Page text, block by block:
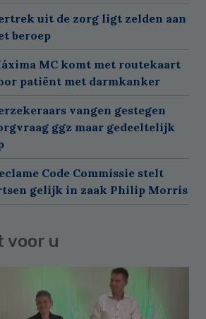
uit de zorg ligt zelden aan
beroep
MC komt met routekaart
patiënt met darmkanker
vangen gestegen
ggz maar gedeeltelijk
Code Commissie stelt
gelijk in zaak Philip Morris
voor u